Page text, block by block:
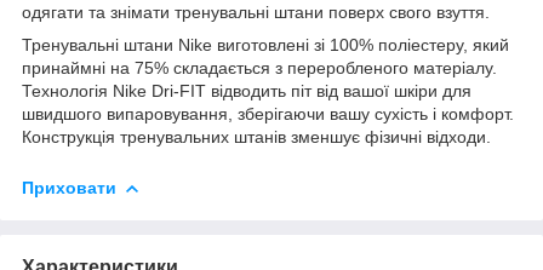
одягати та знімати тренувальні штани поверх свого взуття.
Тренувальні штани Nike виготовлені зі 100% поліестеру, який
принаймні на 75% складається з переробленого матеріалу.
Технологія Nike Dri-FIT відводить піт від вашої шкіри для
швидшого випаровування, зберігаючи вашу сухість і комфорт.
Конструкція тренувальних штанів зменшує фізичні відходи.
Приховати